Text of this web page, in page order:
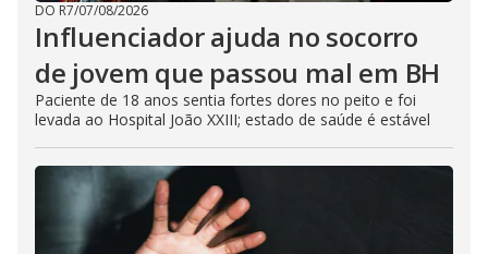
DO R7/07/08/2026
Influenciador ajuda no socorro
de jovem que passou mal em BH
Paciente de 18 anos sentia fortes dores no peito e foi
levada ao Hospital João XXIII; estado de saúde é estável